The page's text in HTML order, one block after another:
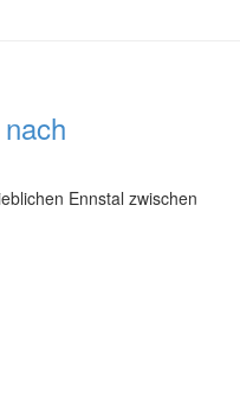
Ennstal zwischen